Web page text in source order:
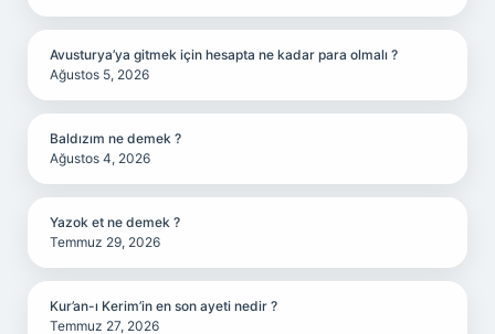
Avusturya’ya gitmek için hesapta ne kadar para olmalı ?
Ağustos 5, 2026
Baldızım ne demek ?
Ağustos 4, 2026
Yazok et ne demek ?
Temmuz 29, 2026
Kur’an-ı Kerim’in en son ayeti nedir ?
Temmuz 27, 2026